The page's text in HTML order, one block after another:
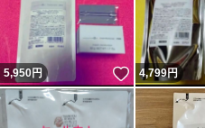
5,950円 いいね！
4,799円